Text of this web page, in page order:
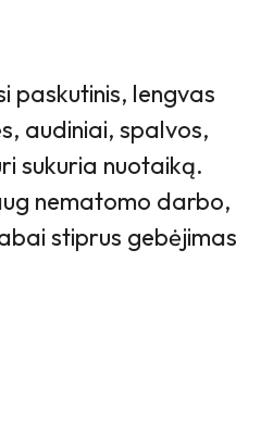
paskutinis, lengvas
audiniai, spalvos,
sukuria nuotaiką.
nematomo darbo,
stiprus gebėjimas